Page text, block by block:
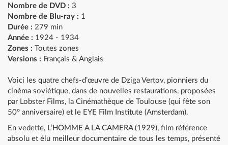
Nombre de DVD : 3
Nombre de Blu-ray : 1
Durée : 279 min
Année : 1924 - 1934
Zones : Toutes zones
Versions : Français & Anglais
Voici les quatre chefs-d’œuvre de Dziga Vertov, pionniers du
cinéma soviétique, dans de nouvelles restaurations, proposées
par Lobster Films, la Cinémathèque de Toulouse (qui fête son
50° anniversaire) et le EYE Film Institute (Amsterdam).
En vedette, L’HOMME A LA CAMERA (1929), film référence
absolu et élu meilleur documentaire de tous les temps, présenté